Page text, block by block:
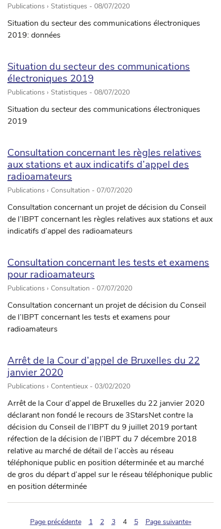
Publications › Statistiques - 08/07/2020
Situation du secteur des communications électroniques
2019: données
Situation du secteur des communications
électroniques 2019
Publications › Statistiques - 08/07/2020
Situation du secteur des communications électroniques
2019
Consultation concernant les règles relatives
aux stations et aux indicatifs d’appel des
radioamateurs
Publications › Consultation - 07/07/2020
Consultation concernant un projet de décision du Conseil
de l’IBPT concernant les règles relatives aux stations et aux
indicatifs d’appel des radioamateurs
Consultation concernant les tests et examens
pour radioamateurs
Publications › Consultation - 07/07/2020
Consultation concernant un projet de décision du Conseil
de l’IBPT concernant les tests et examens pour
radioamateurs
Arrêt de la Cour d’appel de Bruxelles du 22
janvier 2020
Publications › Contentieux - 03/02/2020
Arrêt de la Cour d’appel de Bruxelles du 22 janvier 2020
déclarant non fondé le recours de 3StarsNet contre la
décision du Conseil de l’IBPT du 9 juillet 2019 portant
réfection de la décision de l’IBPT du 7 décembre 2018
relative au marché de détail de l’accès au réseau
téléphonique public en position déterminée et au marché
de gros du départ d’appel sur le réseau téléphonique public
en position déterminée
Page précédente 1 2 3 4(pagination.current)
5 Page suivante»